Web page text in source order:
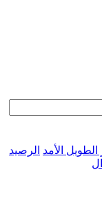
الطويل الأمد الرصيد